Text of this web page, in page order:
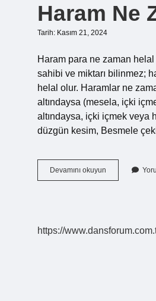
Haram Ne
Tarih: Kasım 21, 2024
Haram para ne zaman
sahibi ve miktarı bilinmez;
helal olur. Haramlar ne
altındaysa (mesela, içki
altındaysa, içki içmek veya
düzgün kesim, Besmele
Devamını okuyun
Ne
https://